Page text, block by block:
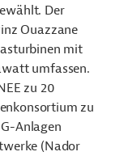
Der
Ouazzane
mit
umfassen.
zu 20
zu
Anlagen
(Nador